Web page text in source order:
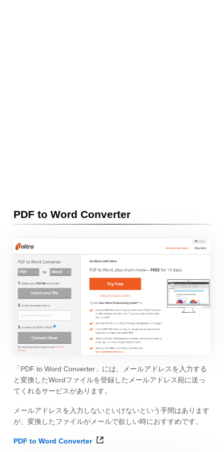
PDF to Word Converter
「PDF to Word Converter」には、メールアドレスを入力する
と変換したWordファイルを登録したメールアドレス宛に送っ
てくれるサービスがあります。
メールアドレスを入力しないといけないという手間はあります
が、変換したファイルがメールで欲しい時におすすめです。
PDF to Word Converter